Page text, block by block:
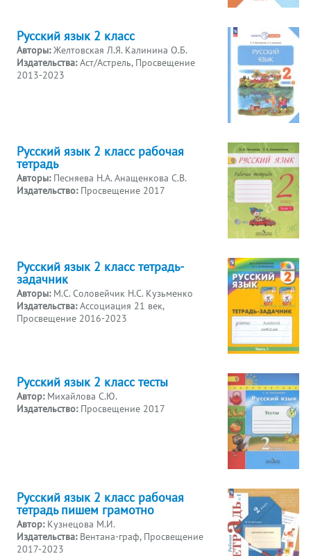
Русский язык 2 класс
Авторы:Желтовская Л.Я. Калинина О.Б.
Издательства:Аст/Астрель, Просвещение
2013-2023
Русский язык 2 класс рабочая
тетрадь
Авторы: Песняева Н.А. Анащенкова С.В.
Издательство: Просвещение 2017
Русский язык 2 класс тетрадь-
задачник
Авторы: М.С. Соловейчик Н.С. Кузьменко
Издательства:Ассоциация 21 век,
Просвещение 2016-2023
Русский язык 2 класс тесты
Автор: Михайлова С.Ю.
Издательство: Просвещение 2017
Русский язык 2 класс рабочая
тетрадь пишем грамотно
Автор: Кузнецова М.И.
Издательства: Вентана-граф, Просвещение
2017-2023